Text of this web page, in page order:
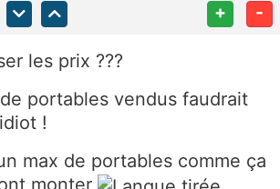
+ -
les prix ???
portables vendus faudrait
!
max de portables comme ça
monter